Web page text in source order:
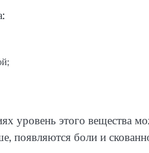
уровень этого вещества
появляются боли и